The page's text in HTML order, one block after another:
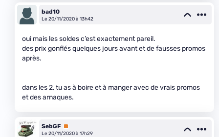
bad10
Le 20/11/2020 à 13h42
oui mais les soldes c’est exactement pareil.
des prix gonflés quelques jours avant et de fausses promos
après.
dans les 2, tu as à boire et à manger avec de vrais promos
et des arnaques.
SebGF Premium
Le 20/11/2020 à 17h29